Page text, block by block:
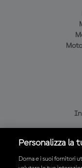
Personalizza la
Dorna e i suoi fornitori